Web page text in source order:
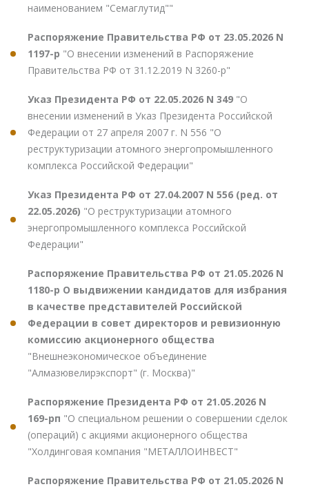
наименованием "Семаглутид""
Распоряжение Правительства РФ от 23.05.2026 N
1197-р "О внесении изменений в Распоряжение
Правительства РФ от 31.12.2019 N 3260-р"
Указ Президента РФ от 22.05.2026 N 349 "О
внесении изменений в Указ Президента Российской
Федерации от 27 апреля 2007 г. N 556 "О
реструктуризации атомного энергопромышленного
комплекса Российской Федерации"
Указ Президента РФ от 27.04.2007 N 556 (ред. от
22.05.2026) "О реструктуризации атомного
энергопромышленного комплекса Российской
Федерации"
Распоряжение Правительства РФ от 21.05.2026 N
1180-р О выдвижении кандидатов для избрания
в качестве представителей Российской
Федерации в совет директоров и ревизионную
комиссию акционерного общества
"Внешнеэкономическое объединение
"Алмазювелирэкспорт" (г. Москва)"
Распоряжение Президента РФ от 21.05.2026 N
169-рп "О специальном решении о совершении сделок
(операций) с акциями акционерного общества
"Холдинговая компания "МЕТАЛЛОИНВЕСТ"
Распоряжение Правительства РФ от 21.05.2026 N